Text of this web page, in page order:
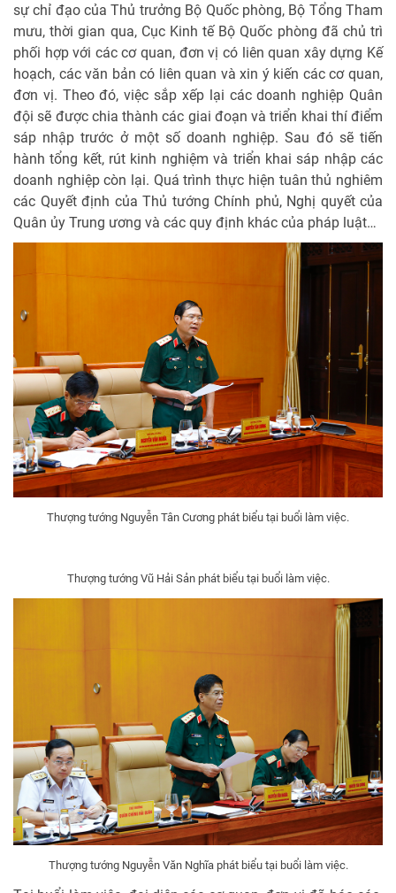
sự chỉ đạo của Thủ trưởng Bộ Quốc phòng, Bộ Tổng Tham
mưu, thời gian qua, Cục Kinh tế Bộ Quốc phòng đã chủ trì
phối hợp với các cơ quan, đơn vị có liên quan xây dựng Kế
hoạch, các văn bản có liên quan và xin ý kiến các cơ quan,
đơn vị. Theo đó, việc sắp xếp lại các doanh nghiệp Quân
đội sẽ được chia thành các giai đoạn và triển khai thí điểm
sáp nhập trước ở một số doanh nghiệp. Sau đó sẽ tiến
hành tổng kết, rút kinh nghiệm và triển khai sáp nhập các
doanh nghiệp còn lại. Quá trình thực hiện tuân thủ nghiêm
các Quyết định của Thủ tướng Chính phủ, Nghị quyết của
Quân ủy Trung ương và các quy định khác của pháp luật…
Thượng tướng Nguyễn Tân Cương phát biểu tại buổi làm việc.
Thượng tướng Vũ Hải Sản phát biểu tại buổi làm việc.
Thượng tướng Nguyễn Văn Nghĩa phát biểu tại buổi làm việc.